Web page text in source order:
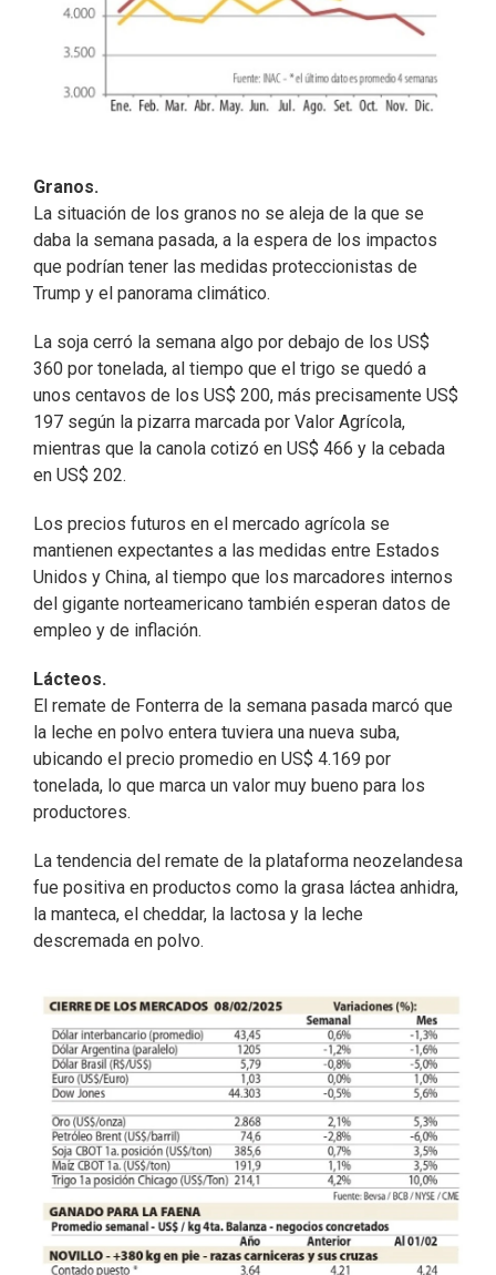
Granos.
La situación de los granos no se aleja de la que se
daba la semana pasada, a la espera de los impactos
que podrían tener las medidas proteccionistas de
Trump y el panorama climático.
La soja cerró la semana algo por debajo de los US$
360 por tonelada, al tiempo que el trigo se quedó a
unos centavos de los US$ 200, más precisamente US$
197 según la pizarra marcada por Valor Agrícola,
mientras que la canola cotizó en US$ 466 y la cebada
en US$ 202.
Los precios futuros en el mercado agrícola se
mantienen expectantes a las medidas entre Estados
Unidos y China, al tiempo que los marcadores internos
del gigante norteamericano también esperan datos de
empleo y de inflación.
Lácteos.
El remate de Fonterra de la semana pasada marcó que
la leche en polvo entera tuviera una nueva suba,
ubicando el precio promedio en US$ 4.169 por
tonelada, lo que marca un valor muy bueno para los
productores.
La tendencia del remate de la plataforma neozelandesa
fue positiva en productos como la grasa láctea anhidra,
la manteca, el cheddar, la lactosa y la leche
descremada en polvo.